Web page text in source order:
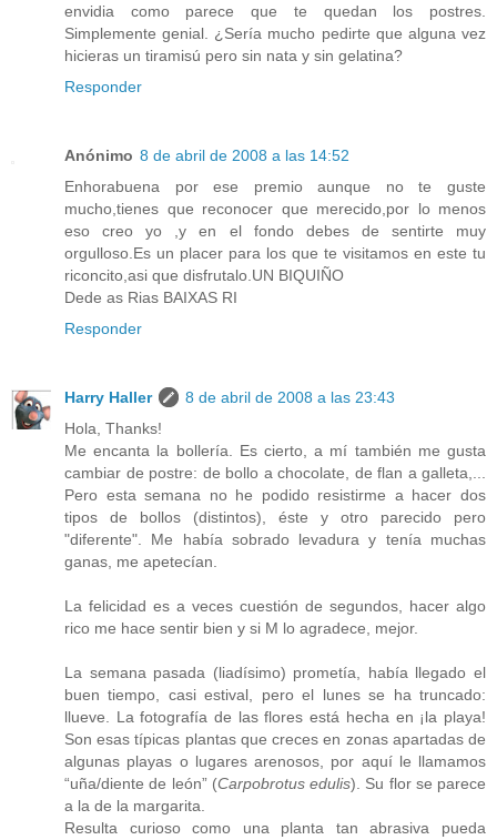
envidia como parece que te quedan los postres.
Simplemente genial. ¿Sería mucho pedirte que alguna vez
hicieras un tiramisú pero sin nata y sin gelatina?
Responder
Anónimo 8 de abril de 2008 a las 14:52
Enhorabuena por ese premio aunque no te guste
mucho,tienes que reconocer que merecido,por lo menos
eso creo yo ,y en el fondo debes de sentirte muy
orgulloso.Es un placer para los que te visitamos en este tu
riconcito,asi que disfrutalo.UN BIQUIÑO
Dede as Rias BAIXAS RI
Responder
Harry Haller
8 de abril de 2008 a las 23:43
Hola, Thanks!
Me encanta la bollería. Es cierto, a mí también me gusta
cambiar de postre: de bollo a chocolate, de flan a galleta,...
Pero esta semana no he podido resistirme a hacer dos
tipos de bollos (distintos), éste y otro parecido pero
"diferente". Me había sobrado levadura y tenía muchas
ganas, me apetecían.
La felicidad es a veces cuestión de segundos, hacer algo
rico me hace sentir bien y si M lo agradece, mejor.
La semana pasada (liadísimo) prometía, había llegado el
buen tiempo, casi estival, pero el lunes se ha truncado:
llueve. La fotografía de las flores está hecha en ¡la playa!
Son esas típicas plantas que creces en zonas apartadas de
algunas playas o lugares arenosos, por aquí le llamamos
“uña/diente de león” (Carpobrotus edulis). Su flor se parece
a la de la margarita.
Resulta curioso como una planta tan abrasiva pueda